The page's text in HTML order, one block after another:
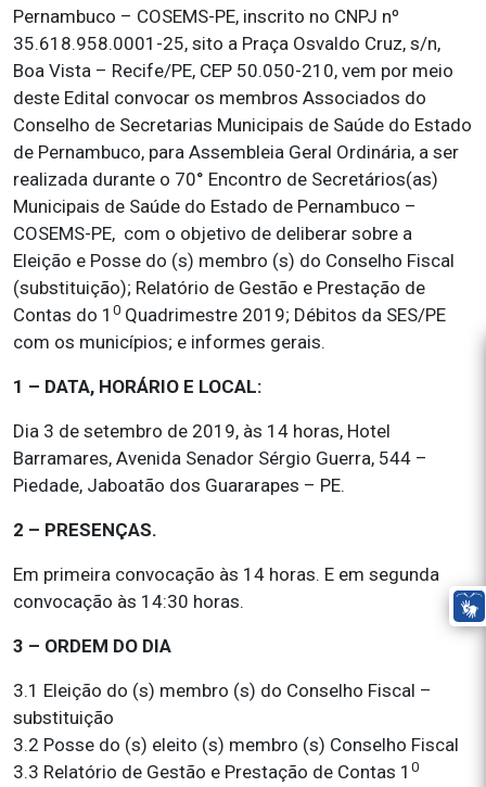
Pernambuco – COSEMS-PE, inscrito no CNPJ nº
35.618.958.0001-25, sito a Praça Osvaldo Cruz, s/n,
Boa Vista – Recife/PE, CEP 50.050-210, vem por meio
deste Edital convocar os membros Associados do
Conselho de Secretarias Municipais de Saúde do Estado
de Pernambuco, para Assembleia Geral Ordinária, a ser
realizada durante o 70° Encontro de Secretários(as)
Municipais de Saúde do Estado de Pernambuco –
COSEMS-PE, com o objetivo de deliberar sobre a
Eleição e Posse do (s) membro (s) do Conselho Fiscal
(substituição); Relatório de Gestão e Prestação de
Contas do 1 0 Quadrimestre 2019; Débitos da SES/PE
com os municípios; e informes gerais.
1 – DATA, HORÁRIO E LOCAL:
Dia 3 de setembro de 2019, às 14 horas, Hotel
Barramares, Avenida Senador Sérgio Guerra, 544 –
Piedade, Jaboatão dos Guararapes – PE.
2 – PRESENÇAS.
Em primeira convocação às 14 horas. E em segunda
convocação às 14:30 horas.
3 – ORDEM DO DIA
3.1 Eleição do (s) membro (s) do Conselho Fiscal –
substituição
3.2 Posse do (s) eleito (s) membro (s) Conselho Fiscal
3.3 Relatório de Gestão e Prestação de Contas 1 0